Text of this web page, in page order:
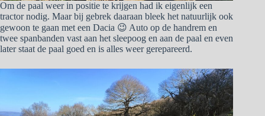
Om de paal weer in positie te krijgen had ik eigenlijk een
tractor nodig. Maar bij gebrek daaraan bleek het natuurlijk ook
gewoon te gaan met een Dacia 😉 Auto op de handrem en
twee spanbanden vast aan het sleepoog en aan de paal en even
later staat de paal goed en is alles weer gerepareerd.